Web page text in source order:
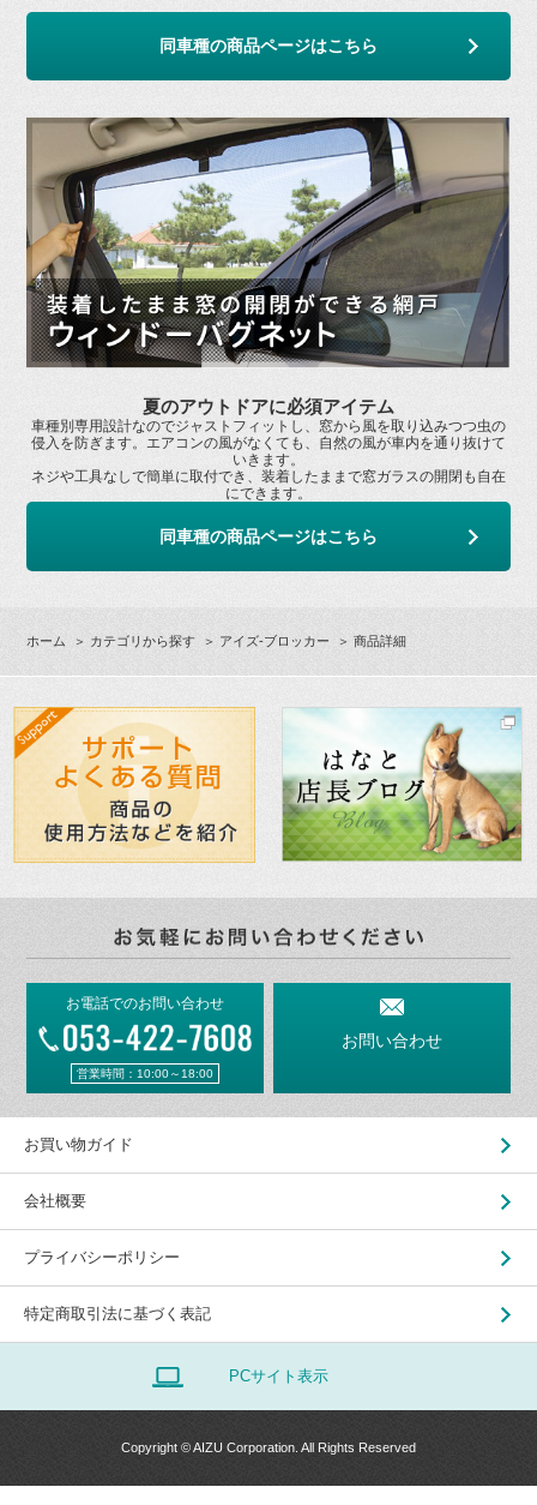
同車種の商品ページはこちら
夏のアウトドアに必須アイテム
車種別専用設計なのでジャストフィットし、窓から風を取り込みつつ虫の
侵入を防ぎます。エアコンの風がなくても、自然の風が車内を通り抜けて
いきます。
ネジや工具なしで簡単に取付でき、装着したままで窓ガラスの開閉も自在
にできます。
同車種の商品ページはこちら
ホーム ＞ カテゴリから探す ＞ アイズ-ブロッカー ＞ 商品詳細
お電話でのお問い合わせ
営業時間：10:00～18:00
お問い合わせ
お買い物ガイド
会社概要
プライバシーポリシー
特定商取引法に基づく表記
PCサイト表示
Copyright © AIZU Corporation. All Rights Reserved